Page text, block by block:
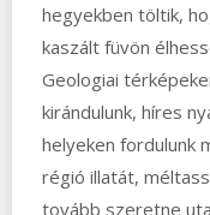
hegyekben töltik,
kaszált füvön
Geologiai
kirándulunk, híres
helyeken fordulunk
régió illatát,
tovább szeretne